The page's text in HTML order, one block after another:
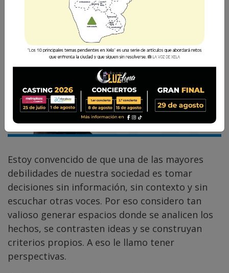
Estoy convencido de que una de las mayores
debilidades de nuestra sociedad es tomar
decisiones sin información, sin contexto y sin
escuchar otras voces. Por eso considero tan
valioso generar espacios donde se analicen los
hechos, se contrasten ideas y se construyan
criterios propios. A eso le llamo tener
perspectivas.